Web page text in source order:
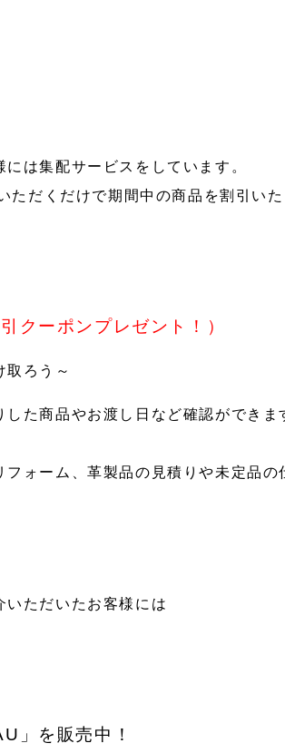
は集配サービスをしています。
だくだけで期間中の商品を割引い
クーポンプレゼント！）
取ろう～
た商品やお渡し日など確認ができま
ォーム、革製品の見積りや未定品
いただいたお客様には
」を販売中！